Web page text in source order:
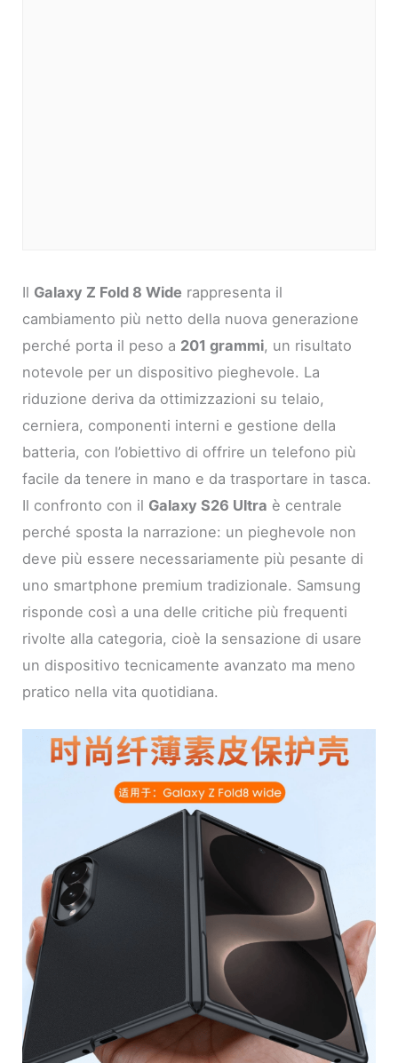
Il Galaxy Z Fold 8 Wide rappresenta il
cambiamento più netto della nuova generazione
perché porta il peso a 201 grammi, un risultato
notevole per un dispositivo pieghevole. La
riduzione deriva da ottimizzazioni su telaio,
cerniera, componenti interni e gestione della
batteria, con l’obiettivo di offrire un telefono più
facile da tenere in mano e da trasportare in tasca.
Il confronto con il Galaxy S26 Ultra è centrale
perché sposta la narrazione: un pieghevole non
deve più essere necessariamente più pesante di
uno smartphone premium tradizionale. Samsung
risponde così a una delle critiche più frequenti
rivolte alla categoria, cioè la sensazione di usare
un dispositivo tecnicamente avanzato ma meno
pratico nella vita quotidiana.